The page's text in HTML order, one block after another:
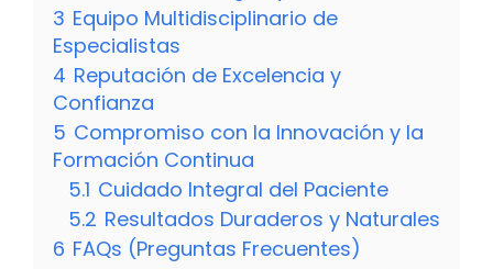
3 Equipo Multidisciplinario de
Especialistas
4 Reputación de Excelencia y
Confianza
5 Compromiso con la Innovación y la
Formación Continua
5.1 Cuidado Integral del Paciente
5.2 Resultados Duraderos y Naturales
6 FAQs (Preguntas Frecuentes)